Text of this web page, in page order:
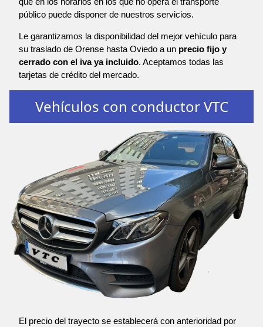
público puede disponer de nuestros servicios.
Le garantizamos la disponibilidad del mejor vehículo para
su traslado de Orense hasta Oviedo a un precio fijo y
cerrado con el iva ya incluido. Aceptamos todas las
tarjetas de crédito del mercado.
Vehículos con conductor VTC
El precio del trayecto se establecerá con anterioridad por